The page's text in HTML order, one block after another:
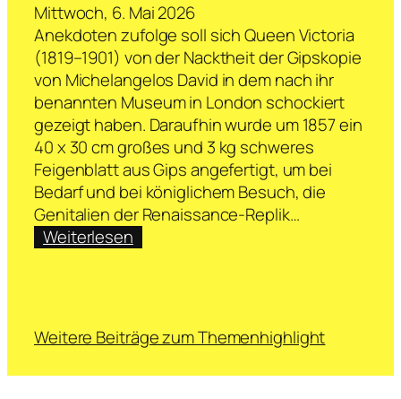
Mittwoch, 6. Mai 2026
Anekdoten zufolge soll sich Queen Victoria
(1819–1901) von der Nacktheit der Gipskopie
von Michelangelos David in dem nach ihr
benannten Museum in London schockiert
gezeigt haben. Daraufhin wurde um 1857 ein
40 x 30 cm großes und 3 kg schweres
Feigenblatt aus Gips angefertigt, um bei
Bedarf und bei königlichem Besuch, die
Genitalien der Renaissance-Replik…
Weiterlesen:
retuschierte
Körper,
Feigenblätter
Weitere Beiträge zum Themenhighlight